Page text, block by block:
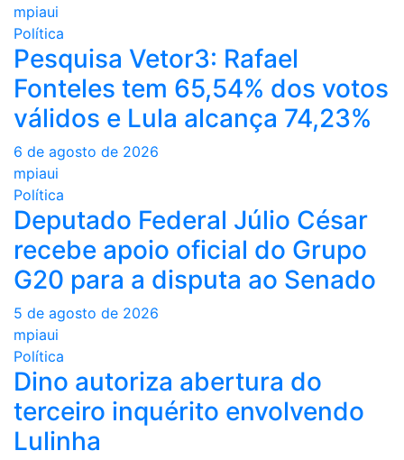
mpiaui
Política
Pesquisa Vetor3: Rafael
Fonteles tem 65,54% dos votos
válidos e Lula alcança 74,23%
6 de agosto de 2026
mpiaui
Política
Deputado Federal Júlio César
recebe apoio oficial do Grupo
G20 para a disputa ao Senado
5 de agosto de 2026
mpiaui
Política
Dino autoriza abertura do
terceiro inquérito envolvendo
Lulinha